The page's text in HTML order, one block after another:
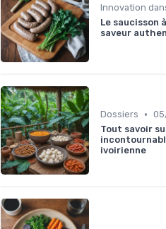
Innovation
Le saucisson
saveur
Dossiers •
Tout savoir
ivoirienne